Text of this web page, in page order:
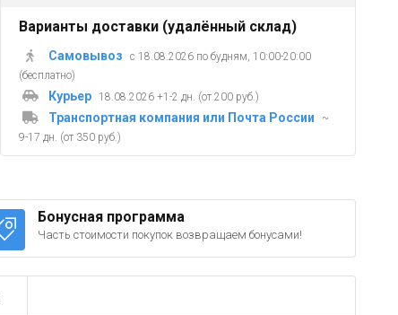
Варианты доставки (удалённый склад)
Самовывоз
с 18.08.2026 по будням, 10:00-20:00
(бесплатно)
Курьер 18.08.2026 +1-2 дн. (от 200 руб.)
Транспортная компания или Почта России
~
9-17 дн. (от 350 руб.)
Бонусная программа
Часть стоимости покупок возвращаем бонусами!